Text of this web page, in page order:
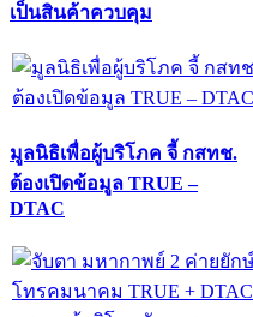
เป็นสินค้าควบคุม
มูลนิธิเพื่อผู้บริโภค จี้ กสทช.
ต้องเปิดข้อมูล TRUE –
DTAC